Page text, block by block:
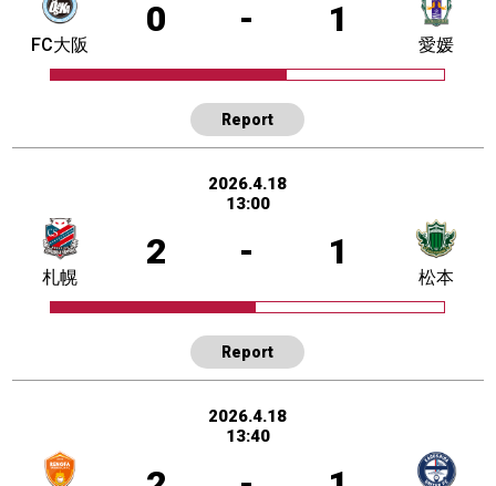
0 - 1
FC大阪 愛媛
Report
2026.4.18
13:00
2 - 1
札幌 松本
Report
2026.4.18
13:40